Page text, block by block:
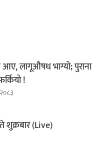
आए, लागूऔषध भाग्यो; पुराना
!
शुक्रबार (Live)